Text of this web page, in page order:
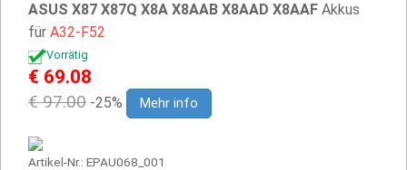
ASUS X87 X87Q X8A X8AAB X8AAD X8AAF Akkus
für A32-F52
Vorrätig
€ 69.08
€ 97.00 -25% Mehr info
Artikel-Nr.: EPAU068_001